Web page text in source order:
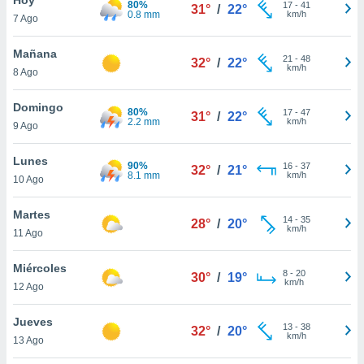
y
en
más
de
7 Ago
80%
0.8 mm
31° / 22° 17- 41
km/h
Mañana
8 Ago
32° / 22° 21 - 48
km/h
Domingo
9 Ago
80%
2.2 mm
31° / 22° 17- 47
km/h
Lunes
10 Ago
90%
8.1 mm
32° / 21° 16- 37
km/h
Martes
11 Ago
28° / 20° 14- 35
km/h
Miércoles
12 Ago
30° / 19° 8- 20
km/h
Jueves
13 Ago
32° / 20° 13- 38
km/h